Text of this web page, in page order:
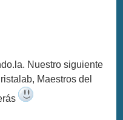
Nuestro siguiente
Maestros del